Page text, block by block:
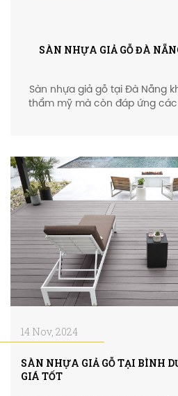
SÀN NHỰA GIẢ GỖ ĐÀ
Sàn nhựa giả gỗ tại Đà Nẵng
thẩm mỹ mà còn đáp ứng
14 Nov, 2024
SÀN NHỰA GIẢ GỖ TẠI BÌNH
GIÁ TỐT